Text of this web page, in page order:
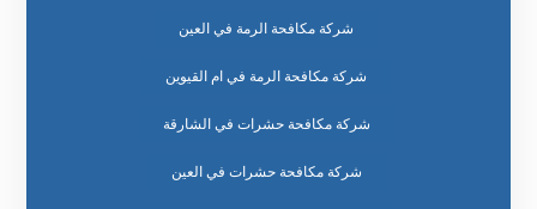
شركة مكافحة الرمة في العين
شركة مكافحة الرمة في ام القيوين
شركة مكافحة حشرات في الشارقة
شركة مكافحة حشرات في العين